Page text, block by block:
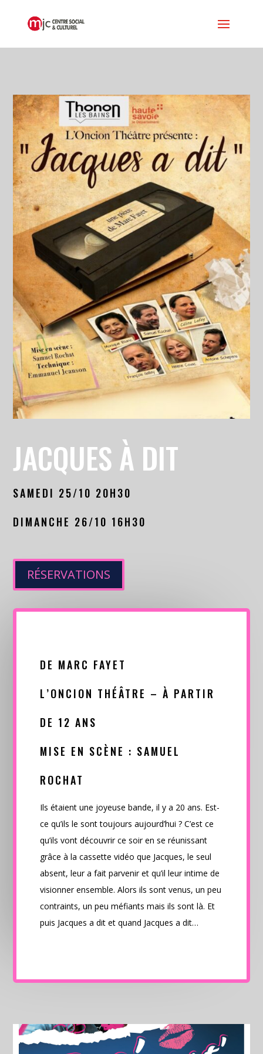
JACQUES À DIT
SAMEDI 25/10 20H30
DIMANCHE 26/10 16H30
RÉSERVATIONS
DE MARC FAYET
L’ONCION THÉÂTRE – À PARTIR
DE 12 ANS
MISE EN SCÈNE : SAMUEL
ROCHAT
Ils étaient une joyeuse bande, il y a 20 ans. Est-
ce qu’ils le sont toujours aujourd’hui ? C’est ce
qu’ils vont découvrir ce soir en se réunissant
grâce à la cassette vidéo que Jacques, le seul
absent, leur a fait parvenir et qu’il leur intime de
visionner ensemble. Alors ils sont venus, un peu
contraints, un peu méfiants mais ils sont là. Et
puis Jacques a dit et quand Jacques a dit…